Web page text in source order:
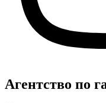
Агентство по